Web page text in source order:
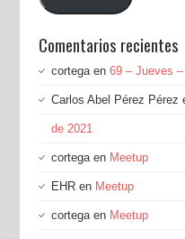
Comentarios recientes
cortegaen 69 – Jueves –
Carlos Abel Pérez Pérez
de 2021
cortegaen Meetup
EHRen Meetup
cortegaen Meetup